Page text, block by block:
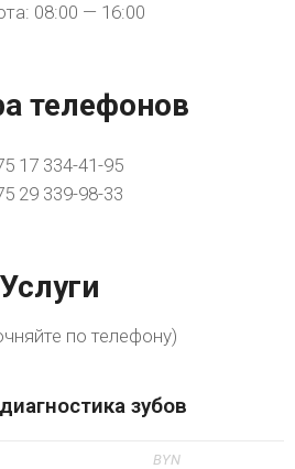
08:00 — 16:00
телефонов
17 334-41-95
29 339-98-33
Услуги
по телефону)
зубов
BYN